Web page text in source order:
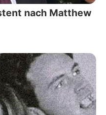
nach Matthew